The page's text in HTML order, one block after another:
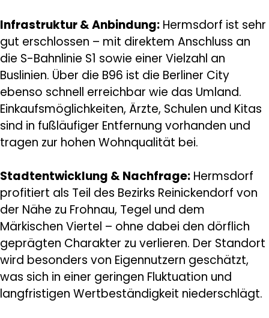
Infrastruktur & Anbindung: Hermsdorf ist sehr
gut erschlossen – mit direktem Anschluss an
die S-Bahnlinie S1 sowie einer Vielzahl an
Buslinien. Über die B96 ist die Berliner City
ebenso schnell erreichbar wie das Umland.
Einkaufsmöglichkeiten, Ärzte, Schulen und Kitas
sind in fußläufiger Entfernung vorhanden und
tragen zur hohen Wohnqualität bei.
Stadtentwicklung & Nachfrage: Hermsdorf
profitiert als Teil des Bezirks Reinickendorf von
der Nähe zu Frohnau, Tegel und dem
Märkischen Viertel – ohne dabei den dörflich
geprägten Charakter zu verlieren. Der Standort
wird besonders von Eigennutzern geschätzt,
was sich in einer geringen Fluktuation und
langfristigen Wertbeständigkeit niederschlägt.